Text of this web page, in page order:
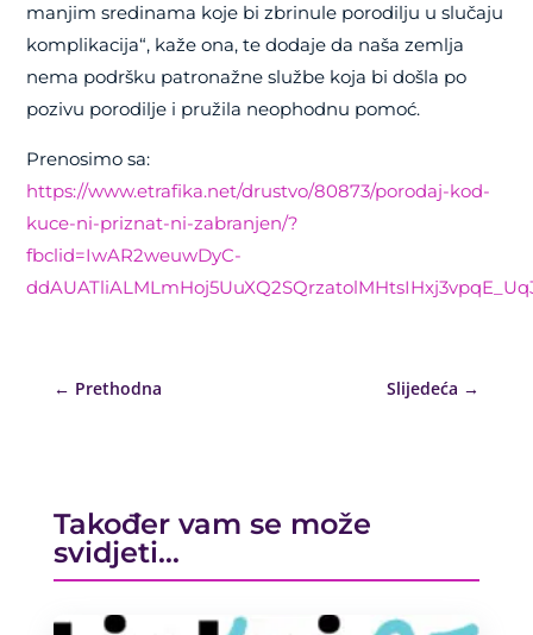
manjim sredinama koje bi zbrinule porodilju u slučaju
komplikacija“, kaže ona, te dodaje da naša zemlja
nema podršku patronažne službe koja bi došla po
pozivu porodilje i pružila neophodnu pomoć.
Prenosimo sa:
https://www.etrafika.net/drustvo/80873/porodaj-kod-
kuce-ni-priznat-ni-zabranjen/?
fbclid=IwAR2weuwDyC-
← Prethodna Slijedeća →
Također vam se može
svidjeti…